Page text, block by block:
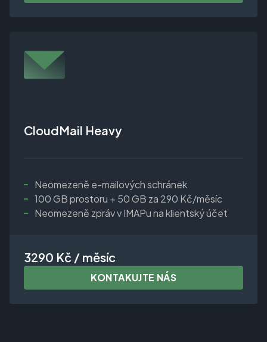
CloudMail Heavy
Neomezeně e-mailových schránek
100 GB prostoru + 50 GB za 290 Kč/měsíc
Neomezeně zpráv v IMAPu na klientský účet
3290 Kč / měsíc
KONTAKUJTE NÁS